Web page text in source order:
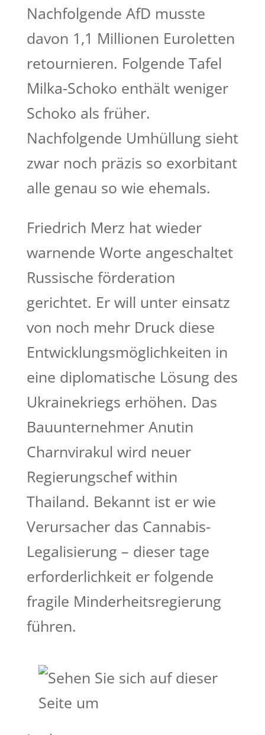
Nachfolgende AfD musste
davon 1,1 Millionen Euroletten
retournieren. Folgende Tafel
Milka-Schoko enthält weniger
Schoko als früher.
Nachfolgende Umhüllung sieht
zwar noch präzis so exorbitant
alle genau so wie ehemals.
Friedrich Merz hat wieder
warnende Worte angeschaltet
Russische förderation
gerichtet. Er will unter einsatz
von noch mehr Druck diese
Entwicklungsmöglichkeiten in
eine diplomatische Lösung des
Ukrainekriegs erhöhen. Das
Bauunternehmer Anutin
Charnvirakul wird neuer
Regierungschef within
Thailand. Bekannt ist er wie
Verursacher das Cannabis-
Legalisierung – dieser tage
erforderlichkeit er folgende
fragile Minderheitsregierung
führen.